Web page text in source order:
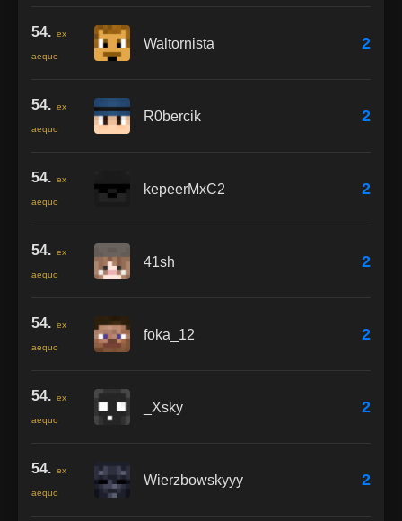
54. ex
aequo
Waltornista 2
54. ex
aequo
R0bercik 2
54. ex
aequo
kepeerMxC2 2
54. ex
aequo
41sh 2
54. ex
aequo
foka_12 2
54. ex
aequo
_Xsky 2
54. ex
aequo
Wierzbowskyyy 2